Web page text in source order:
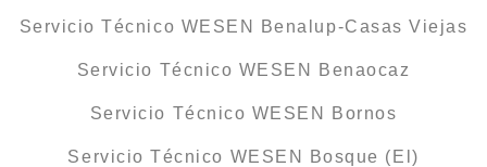
Servicio Técnico WESEN Benalup-Casas Viejas
Servicio Técnico WESEN Benaocaz
Servicio Técnico WESEN Bornos
Servicio Técnico WESEN Bosque (El)